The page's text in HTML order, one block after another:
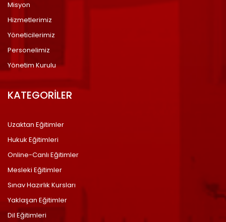
Misyon
Hizmetlerimiz
Yöneticilerimiz
Personelimiz
Yönetim Kurulu
KATEGORİLER
Uzaktan Eğitimler
Hukuk Eğitimleri
Online-Canlı Eğitimler
Mesleki Eğitimler
Sınav Hazırlık Kursları
Yaklaşan Eğitimler
Dil Eğitimleri